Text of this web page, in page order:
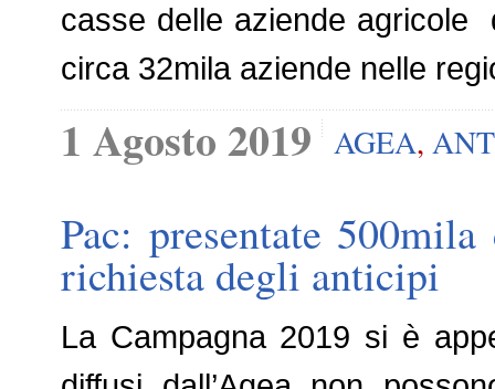
casse delle aziende agricole
circa 32mila aziende nelle
1 Agosto 2019 AGEA,
Pac: presentate
richiesta degli anticipi
La Campagna 2019 si è